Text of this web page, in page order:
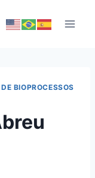
BIOPROCESSOS